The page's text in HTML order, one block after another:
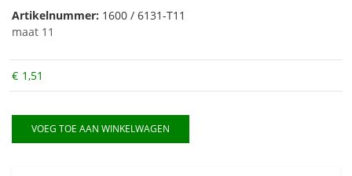
Artikelnummer: 1600 / 6131-T11
maat 11
€ 1,51
VOEG TOE AAN WINKELWAGEN